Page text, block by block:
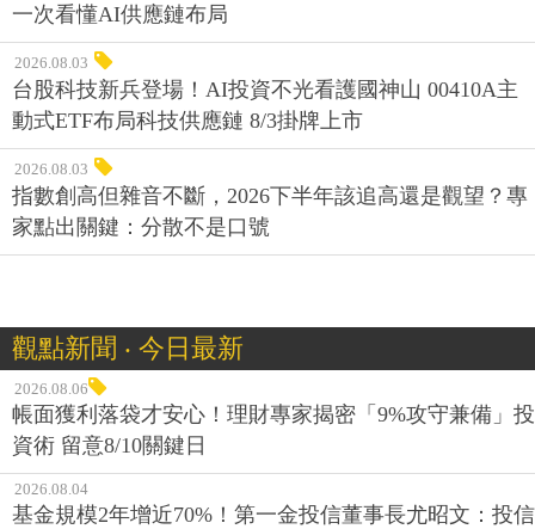
一次看懂AI供應鏈布局
2026.08.03
台股科技新兵登場！AI投資不光看護國神山 00410A主
動式ETF布局科技供應鏈 8/3掛牌上市
2026.08.03
指數創高但雜音不斷，2026下半年該追高還是觀望？專
家點出關鍵：分散不是口號
觀點新聞 ‧ 今日最新
2026.08.06
帳面獲利落袋才安心！理財專家揭密「9%攻守兼備」投
資術 留意8/10關鍵日
2026.08.04
基金規模2年增近70%！第一金投信董事長尤昭文：投信